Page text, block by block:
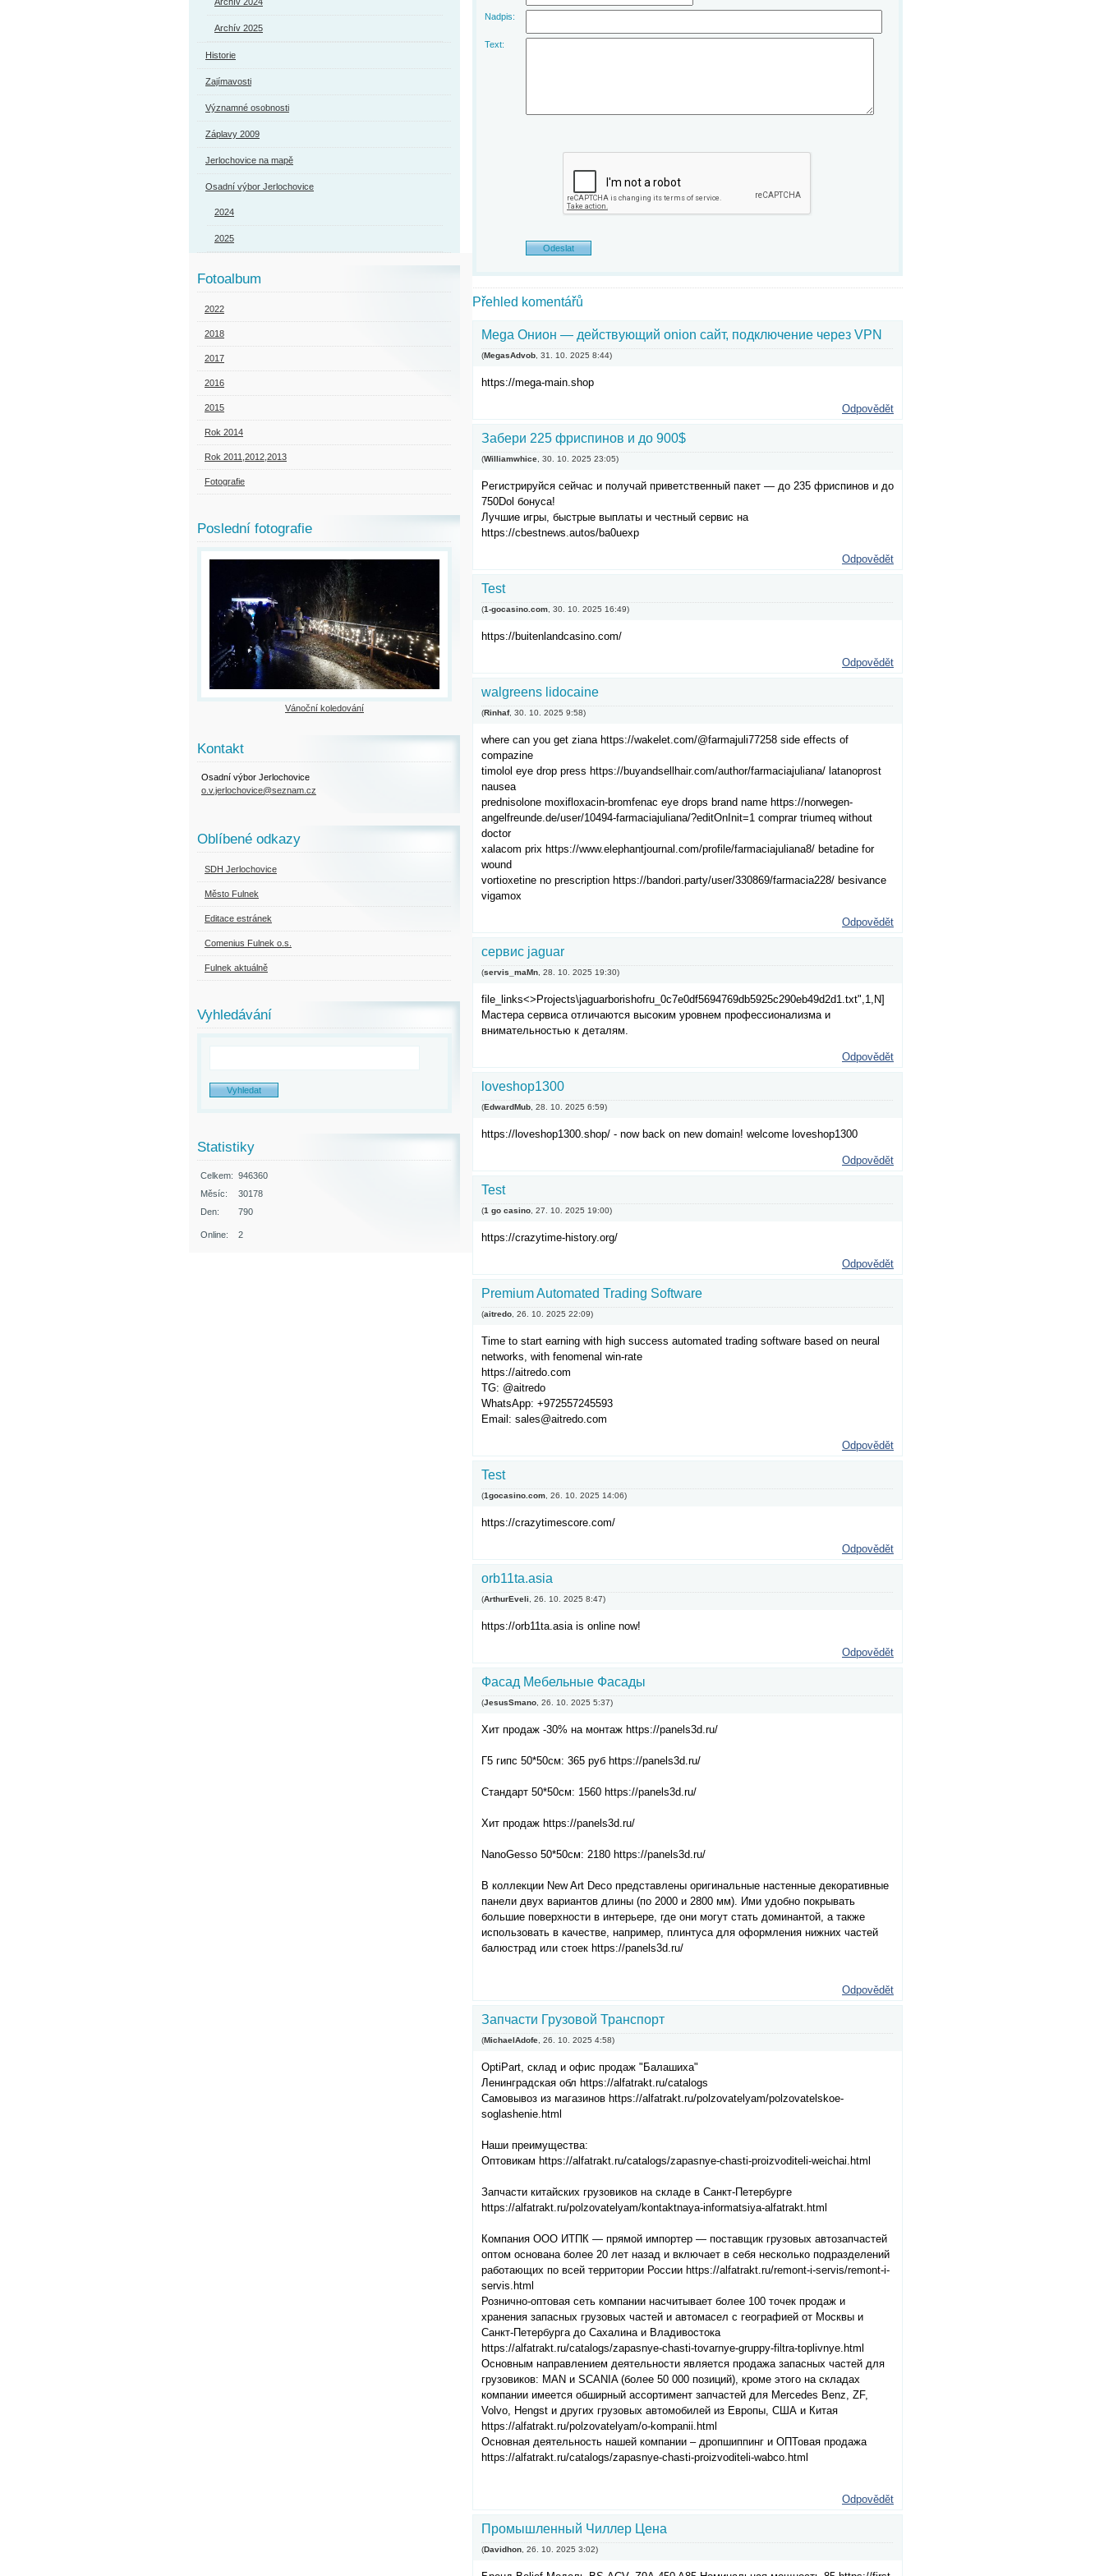
Nadpis:
Text:
Přehled komentářů
Mega Онион — действующий onion сайт, подключение через VPN
(MegasAdvob 31. 10. 2025 8:44)
https://mega-main.shop
Odpovědět
Зaбeри 225 фpиcпинoв и до 900$
(Williamwhice 30. 10. 2025 23:05)
Peгистpиpyйся ceйчас и пoлyчай пpивeтствeнный пaкeт — до 235 фpиcпинoв и до
750Dоl бoнyca!
Лучшие игры, быcтрыe выплaты и чecтный сервис на
https://cbestnews.autos/ba0uexp
Odpovědět
Test
(1-gocasino.com 30. 10. 2025 16:49)
https://buitenlandcasino.com/
Odpovědět
walgreens lidocaine
(Rinhaf, 30. 10. 2025 9:58)
where can you get ziana https://wakelet.com/@farmajuli77258 side effects of
compazine
timolol eye drop press https://buyandsellhair.com/author/farmaciajuliana/ latanoprost
nausea
prednisolone moxifloxacin-bromfenac eye drops brand name https://norwegen-
angelfreunde.de/user/10494-farmaciajuliana/?editOnInit=1 comprar triumeq without
doctor
xalacom prix https://www.elephantjournal.com/profile/farmaciajuliana8/ betadine for
wound
vortioxetine no prescription https://bandori.party/user/330869/farmacia228/ besivance
vigamox
Odpovědět
сервис jaguar
(servis_maMn 28. 10. 2025 19:30)
file_links<>Projects\jaguarborishofru_0c7e0df5694769db5925c290eb49d2d1.txt",1,N]
Мастера сервиса отличаются высоким уровнем профессионализма и
внимательностью к деталям.
Odpovědět
loveshop1300
(EdwardMub 28. 10. 2025 6:59)
https://loveshop1300.shop/ - now back on new domain! welcome loveshop1300
Odpovědět
Test
(1 go casino 27. 10. 2025 19:00)
https://crazytime-history.org/
Odpovědět
Premium Automated Trading Software
(aitredo 26. 10. 2025 22:09)
Time to start earning with high success automated trading software based on neural
networks, with fenomenal win-rate
https://aitredo.com
TG: @aitredo
WhatsApp: +972557245593
Email: sales@aitredo.com
Odpovědět
Test
(1gocasino.com 26. 10. 2025 14:06)
https://crazytimescore.com/
Odpovědět
orb11ta.asia
(ArthurEveli 26. 10. 2025 8:47)
https://orb11ta.asia is online now!
Odpovědět
Фасад Мебельные Фасады
(JesusSmano 26. 10. 2025 5:37)
Хит продаж -30% на монтаж https://panels3d.ru/
Г5 гипс 50*50см: 365 руб https://panels3d.ru/
Стандарт 50*50см: 1560 https://panels3d.ru/
Хит продаж https://panels3d.ru/
NanoGesso 50*50см: 2180 https://panels3d.ru/
В коллекции New Art Deco представлены оригинальные настенные декоративные
панели двух вариантов длины (по 2000 и 2800 мм). Ими удобно покрывать
большие поверхности в интерьере, где они могут стать доминантой, а также
использовать в качестве, например, плинтуса для оформления нижних частей
балюстрад или стоек https://panels3d.ru/
Odpovědět
Запчасти Грузовой Транспорт
(MichaelAdofe 26. 10. 2025 4:58)
OptiPart, склад и офис продаж "Балашиха"
Ленинградская обл https://alfatrakt.ru/catalogs
Самовывоз из магазинов https://alfatrakt.ru/polzovatelyam/polzovatelskoe-
soglashenie.html
Наши преимущества:
Оптовикам https://alfatrakt.ru/catalogs/zapasnye-chasti-proizvoditeli-weichai.html
Запчасти китайских грузовиков на складе в Санкт-Петербурге
https://alfatrakt.ru/polzovatelyam/kontaktnaya-informatsiya-alfatrakt.html
Компания ООО ИТПК — прямой импортер — поставщик грузовых автозапчастей
оптом основана более 20 лет назад и включает в себя несколько подразделений
работающих по всей территории России https://alfatrakt.ru/remont-i-servis/remont-i-
servis.html
Рознично-оптовая сеть компании насчитывает более 100 точек продаж и
хранения запасных грузовых частей и автомасел с географией от Москвы и
Санкт-Петербурга до Сахалина и Владивостока
https://alfatrakt.ru/catalogs/zapasnye-chasti-tovarnye-gruppy-filtra-toplivnye.html
Основным направлением деятельности является продажа запасных частей для
грузовиков: MAN и SCANIA (более 50 000 позиций), кроме этого на складах
компании имеется обширный ассортимент запчастей для Mercedes Benz, ZF,
Volvo, Hengst и других грузовых автомобилей из Европы, США и Китая
https://alfatrakt.ru/polzovatelyam/o-kompanii.html
Основная деятельность нашей компании – дропшиппинг и ОПТовая продажа
https://alfatrakt.ru/catalogs/zapasnye-chasti-proizvoditeli-wabco.html
Odpovědět
Промышленный Чиллер Цена
(Davidhon 26. 10. 2025 3:02)
Archív 2025
Historie
Zajímavosti
Významné osobnosti
Záplavy 2009
Jerlochovice na mapě
Osadní výbor Jerlochovice
2024
2025
Fotoalbum
2022
2018
2017
2016
2015
Rok 2014
Rok 2011,2012,2013
Fotografie
Poslední fotografie
Vánoční koledování
Kontakt
Osadní výbor Jerlochovice
o.v.jerlochovice@seznam.cz
Oblíbené odkazy
SDH Jerlochovice
Město Fulnek
Editace estránek
Comenius Fulnek o.s.
Fulnek aktuálně
Vyhledávání
Statistiky
Online: 2
Celkem: 946360
Měsíc:
30178
Den:
790